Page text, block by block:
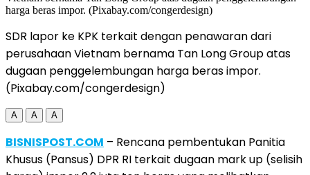
SDR lapor ke KPK terkait dengan penawaran dari
perusahaan Vietnam bernama Tan Long Group atas
dugaan penggelembungan harga beras impor.
(Pixabay.com/congerdesign)
A A A
BISNISPOST.COM – Rencana pembentukan Panitia
Khusus (Pansus) DPR RI terkait dugaan mark up (selisih